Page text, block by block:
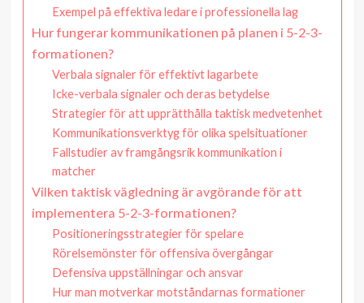
Exempel på effektiva ledare i professionella lag
Hur fungerar kommunikationen på planen i 5-2-3-
formationen?
Verbala signaler för effektivt lagarbete
Icke-verbala signaler och deras betydelse
Strategier för att upprätthålla taktisk medvetenhet
Kommunikationsverktyg för olika spelsituationer
Fallstudier av framgångsrik kommunikation i
matcher
Vilken taktisk vägledning är avgörande för att
implementera 5-2-3-formationen?
Positioneringsstrategier för spelare
Rörelsemönster för offensiva övergångar
Defensiva uppställningar och ansvar
Hur man motverkar motståndarnas formationer